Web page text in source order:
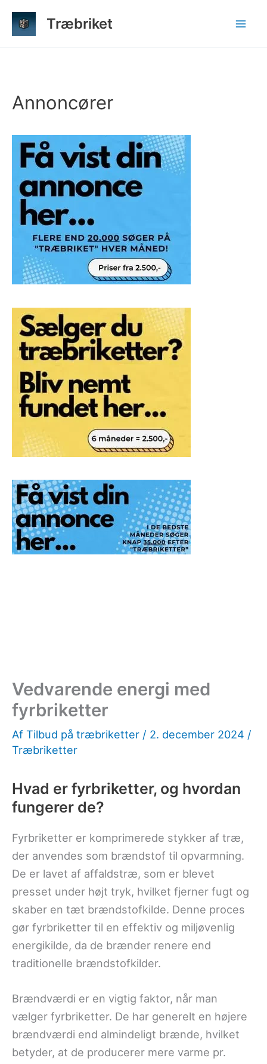
Træbriket
Annoncører
Vedvarende energi med
fyrbriketter
Af Tilbud på træbriketter / 2. december 2024 /
Træbriketter
Hvad er fyrbriketter, og hvordan
fungerer de?
Fyrbriketter er komprimerede stykker af træ,
der anvendes som brændstof til opvarmning.
De er lavet af affaldstræ, som er blevet
presset under højt tryk, hvilket fjerner fugt og
skaber en tæt brændstofkilde. Denne proces
gør fyrbriketter til en effektiv og miljøvenlig
energikilde, da de brænder renere end
traditionelle brændstofkilder.
Brændværdi er en vigtig faktor, når man
vælger fyrbriketter. De har generelt en højere
brændværdi end almindeligt brænde, hvilket
betyder, at de producerer mere varme pr.